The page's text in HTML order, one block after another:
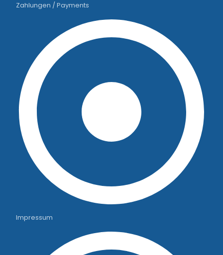
Zahlungen / Payments
Impressum